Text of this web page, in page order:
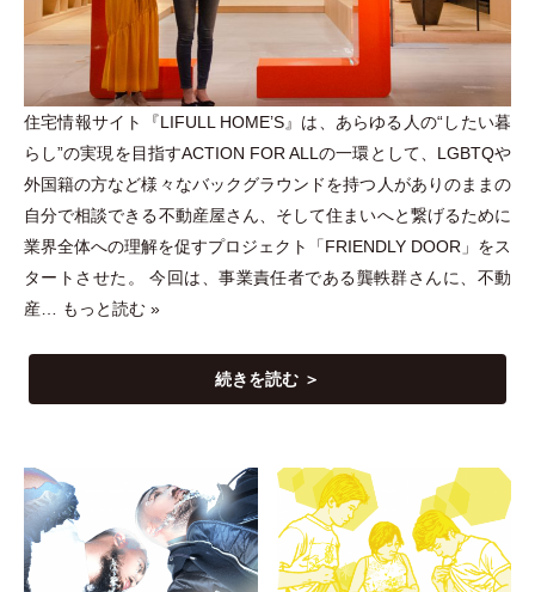
住宅情報サイト『LIFULL HOME’S』は、あらゆる人の“したい暮
らし”の実現を目指すACTION FOR ALLの一環として、LGBTQや
外国籍の方など様々なバックグラウンドを持つ人がありのままの
自分で相談できる不動産屋さん、そして住まいへと繋げるために
業界全体への理解を促すプロジェクト
「FRIENDLY DOOR 」 をス
タートさせた。 今回は、事業責任者である龔軼群さんに、不動
産…
もっと読む »
続きを読む ＞